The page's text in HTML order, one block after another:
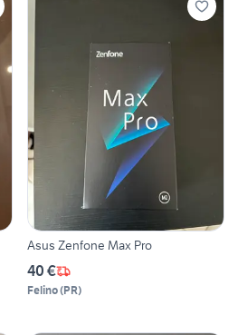
Asus Zenfone Max Pro
40 €
Felino(PR)